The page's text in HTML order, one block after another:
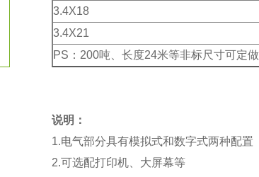
3.4X18
3.4X21
PS：200吨、长度24米等非标尺寸可定做
说明：
1.电气部分具有模拟式和数字式两种配置
2.可选配打印机、大屏幕等